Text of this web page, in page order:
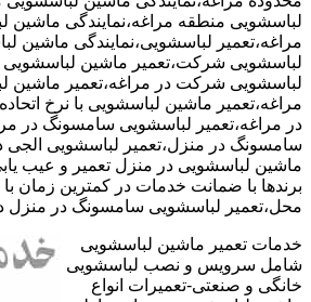
لباسشویی منطقه مراغه،نمایندگی ماشین
مراغه،تعمیر لباسشویی،نمایندگی ماشین
لباسشویی شرکت،تعمیر ماشین لباسشویی
لباسشویی شرکت در مراغه،تعمیر ماشین
مراغه،تعمیر ماشین لباسشویی با نرخ
در مراغه،تعمیر لباسشویی سامسونگ در
سامسونگ در منزل،تعمیر لباسشویی الجی
ماشین لباسشویی در منزل تعمیر و عیب
برندها با ضمانت خدمات در کمترین زمان با
محل،تعمیر لباسشویی سامسونگ در منزل
خدمات تعمیر ماشین لباسشویی
شامل سرویس و نصب لباسشویی
خانگی و صنعتی-تعمیرات انواع